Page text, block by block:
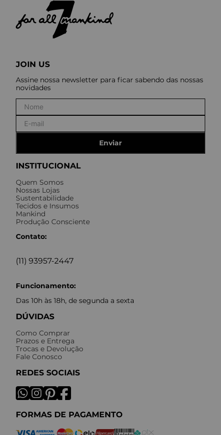
INSTITUCIONAL
Quem Somos
Nossas Lojas
Sustentabilidade
Tecidos e Insumos
Mankind
Produção Consciente
Contato:
(11) 93957-2447
Funcionamento:
Das 10h às 18h, de segunda a sexta
DÚVIDAS
Como Comprar
Prazos e Entrega
Trocas e Devolução
Fale Conosco
REDES SOCIAIS
FORMAS DE PAGAMENTO
JOIN US
Assine nossa newsletter para ficar sabendo das nossas
novidades
Enviar